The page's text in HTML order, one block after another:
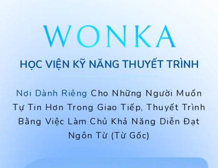
HỌC VIỆN KỸ NĂNG THUYẾT TRÌNH
Nơi Dành Riêng Cho Những Người Muốn
Tự Tin Hơn Trong Giao Tiếp, Thuyết Trình
Bằng Việc Làm Chủ Khả Năng Diễn Đạt
Ngôn Từ (Từ Gốc)